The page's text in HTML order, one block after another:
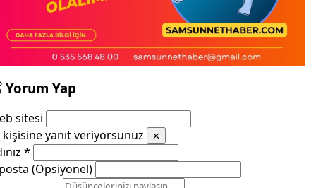
Yorum Yap
sitesi
kişisine yanıt veriyorsunuz
✕
*
(Opsiyonel)